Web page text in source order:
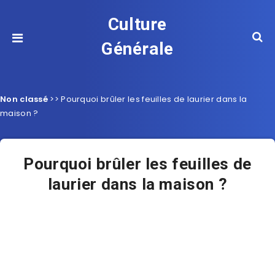
Culture
Générale
Non classé >>Pourquoi brûler les feuilles de laurier dans la
maison ?
Pourquoi brûler les feuilles de
laurier dans la maison ?